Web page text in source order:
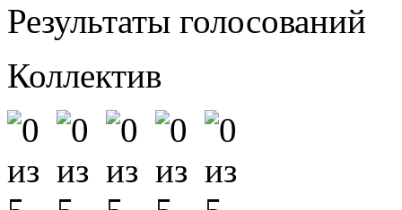
Результаты голосований
Коллектив